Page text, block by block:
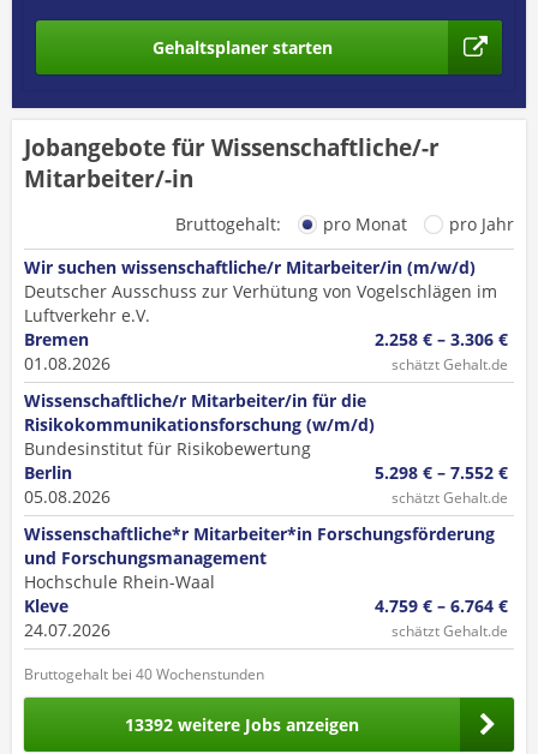
Gehaltsplaner starten
Jobangebote für Wissenschaftliche/-r
Mitarbeiter/-in
Bruttogehalt: pro Monat
pro Jahr
Wir suchen wissenschaftliche/r Mitarbeiter/in (m/w/d)
Deutscher Ausschuss zur Verhütung von Vogelschlägen im
Luftverkehr e.V.
Bremen
01.08.2026
2.258 € – 3.306 €
schätzt Gehalt.de
Wissenschaftliche/r Mitarbeiter/in für die
Risikokommunikationsforschung (w/m/d)
Bundesinstitut für Risikobewertung
Berlin
05.08.2026
5.298 € – 7.552 €
schätzt Gehalt.de
Wissenschaftliche*r Mitarbeiter*in Forschungsförderung
und Forschungsmanagement
Hochschule Rhein-Waal
Kleve
24.07.2026
4.759 € – 6.764 €
schätzt Gehalt.de
Bruttogehalt bei 40 Wochenstunden
13392 weitere Jobs anzeigen